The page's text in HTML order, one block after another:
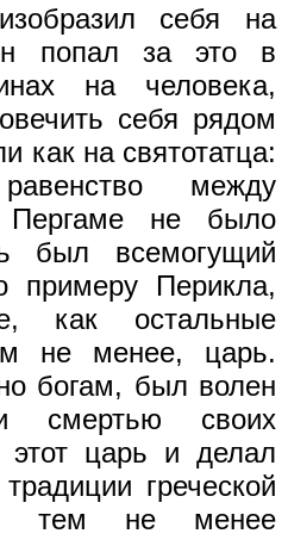
себя на
попал за это в
на человека,
себя рядом
как на святотатца:
между
не было
был всемогущий
примеру Перикла,
как остальные
не менее, царь.
богам, был волен
смертью своих
этот царь и делал
греческой
тем не менее